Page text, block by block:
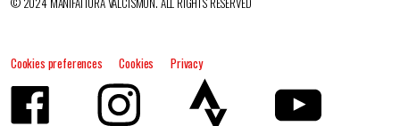
Cookies preferences Cookies Privacy